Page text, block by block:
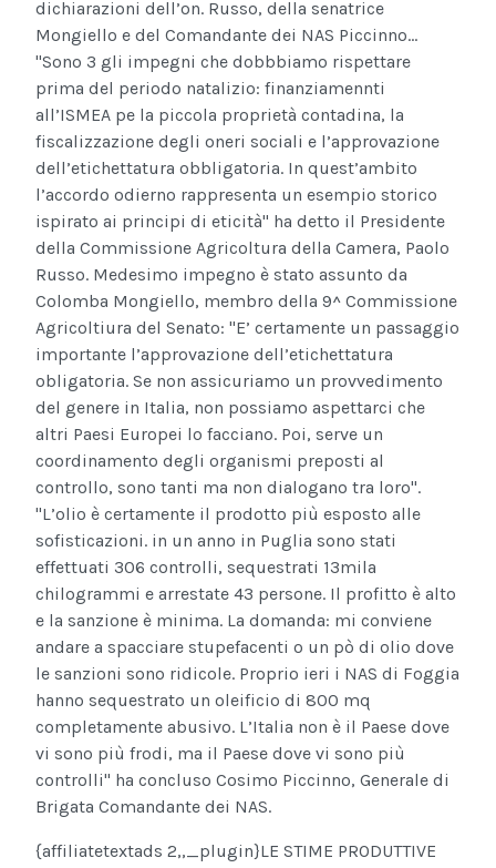
dichiarazioni dell’on. Russo, della senatrice
Mongiello e del Comandante dei NAS Piccinno...
"Sono 3 gli impegni che dobbbiamo rispettare
prima del periodo natalizio: finanziamennti
all’ISMEA pe la piccola proprietà contadina, la
fiscalizzazione degli oneri sociali e l’approvazione
dell’etichettatura obbligatoria. In quest’ambito
l’accordo odierno rappresenta un esempio storico
ispirato ai principi di eticità" ha detto il Presidente
della Commissione Agricoltura della Camera, Paolo
Russo. Medesimo impegno è stato assunto da
Colomba Mongiello, membro della 9^ Commissione
Agricoltiura del Senato: "E’ certamente un passaggio
importante l’approvazione dell’etichettatura
obligatoria. Se non assicuriamo un provvedimento
del genere in Italia, non possiamo aspettarci che
altri Paesi Europei lo facciano. Poi, serve un
coordinamento degli organismi preposti al
controllo, sono tanti ma non dialogano tra loro".
"L’olio è certamente il prodotto più esposto alle
sofisticazioni. in un anno in Puglia sono stati
effettuati 306 controlli, sequestrati 13mila
chilogrammi e arrestate 43 persone. Il profitto è alto
e la sanzione è minima. La domanda: mi conviene
andare a spacciare stupefacenti o un pò di olio dove
le sanzioni sono ridicole. Proprio ieri i NAS di Foggia
hanno sequestrato un oleificio di 800 mq
completamente abusivo. L’Italia non è il Paese dove
vi sono più frodi, ma il Paese dove vi sono più
controlli" ha concluso Cosimo Piccinno, Generale di
Brigata Comandante dei NAS.
{affiliatetextads 2,,_plugin}LE STIME PRODUTTIVE